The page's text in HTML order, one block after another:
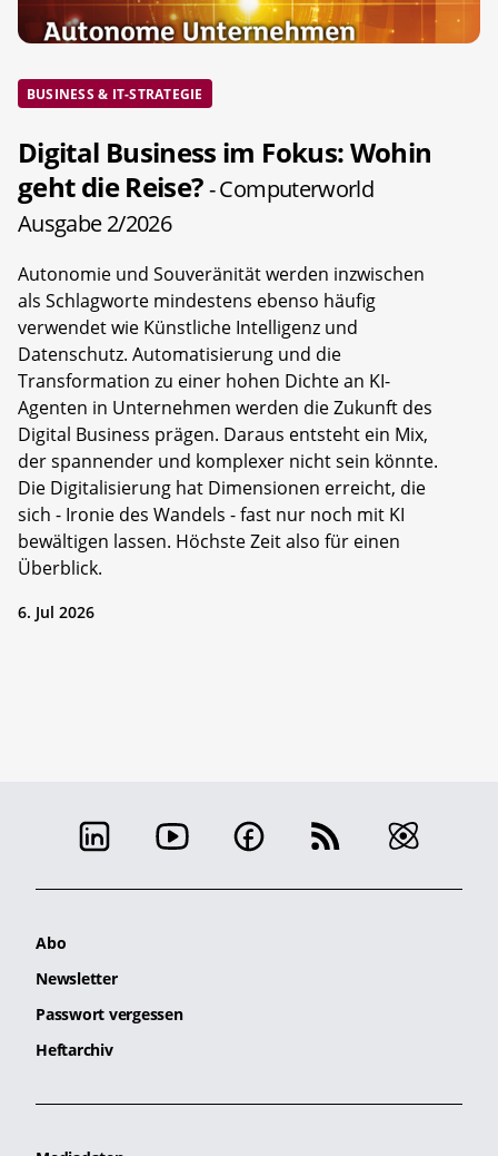
BUSINESS & IT-STRATEGIE
Digital Business im Fokus: Wohin
geht die Reise?- Computerworld
Ausgabe 2/2026
Autonomie und Souveränität werden inzwischen
als Schlagworte mindestens ebenso häufig
verwendet wie Künstliche Intelligenz und
Datenschutz. Automatisierung und die
Transformation zu einer hohen Dichte an KI-
Agenten in Unternehmen werden die Zukunft des
Digital Business prägen. Daraus entsteht ein Mix,
der spannender und komplexer nicht sein könnte.
Die Digitalisierung hat Dimensionen erreicht, die
sich - Ironie des Wandels - fast nur noch mit KI
bewältigen lassen. Höchste Zeit also für einen
Überblick.
6. Jul 2026
Abo
Newsletter
Passwort vergessen
Heftarchiv